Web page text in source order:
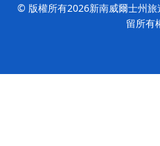
© 版權所有2026新南威爾士州
留所有